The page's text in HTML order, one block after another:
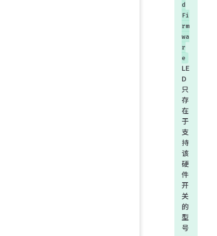
d
Fi
rm
wa
r
e
LE
D
只
存
在
于
支
持
该
硬
件
开
关
的
型
号